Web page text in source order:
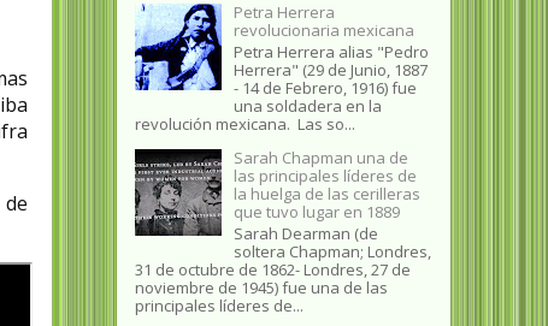
Petra Herrera
revolucionaria mexicana
Petra Herrera alias "Pedro
Herrera" (29 de Junio, 1887
- 14 de Febrero, 1916) fue
una soldadera en la
revolución mexicana. Las so...
Sarah Chapman una de
las principales líderes de
la huelga de las cerilleras
que tuvo lugar en 1889
Sarah Dearman (de
soltera Chapman; Londres,
31 de octubre de 1862​- Londres, 27 de
noviembre de 1945)​ fue una de las
principales líderes de...